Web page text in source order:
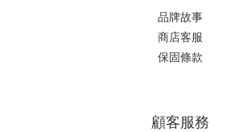
品牌故事
商店客服
保固條款
顧客服務